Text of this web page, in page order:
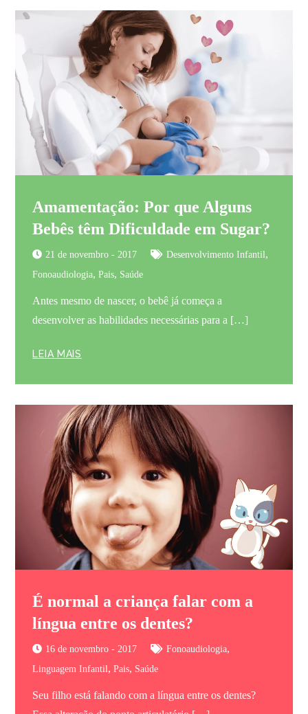
Amamentação: Por que Alguns
Bebês têm Dificuldade em Sugar?
21 de novembro - 2017 Desenvolvimento Infantil,
Fonoaudiologia,Pais, Saúde
Antes mesmo de nascer, o bebê já começa a
desenvolver as habilidades necessárias para a […]
LEIA MAIS
É normal a criança falar com a
língua entre os dentes?
16 de novembro - 2017 Fonoaudiologia,
Linguagem Infantil,Pais, Saúde
Seu filho está falando com a língua entre os dentes?